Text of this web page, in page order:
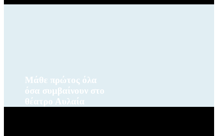
Μάθε πρώτος όλα
όσα συμβαίνουν στο
θέατρο Αυλαία